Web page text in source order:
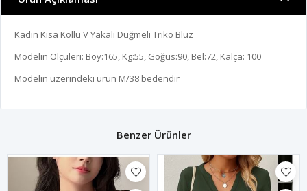
Kadın Kısa Kollu V Yakalı Düğmeli Triko Bluz
Modelin Ölçüleri: Boy:165, Kg:55, Göğüs:90, Bel:72, Kalça: 100
Modelin üzerindeki ürün M/38 bedendir
Benzer Ürünler